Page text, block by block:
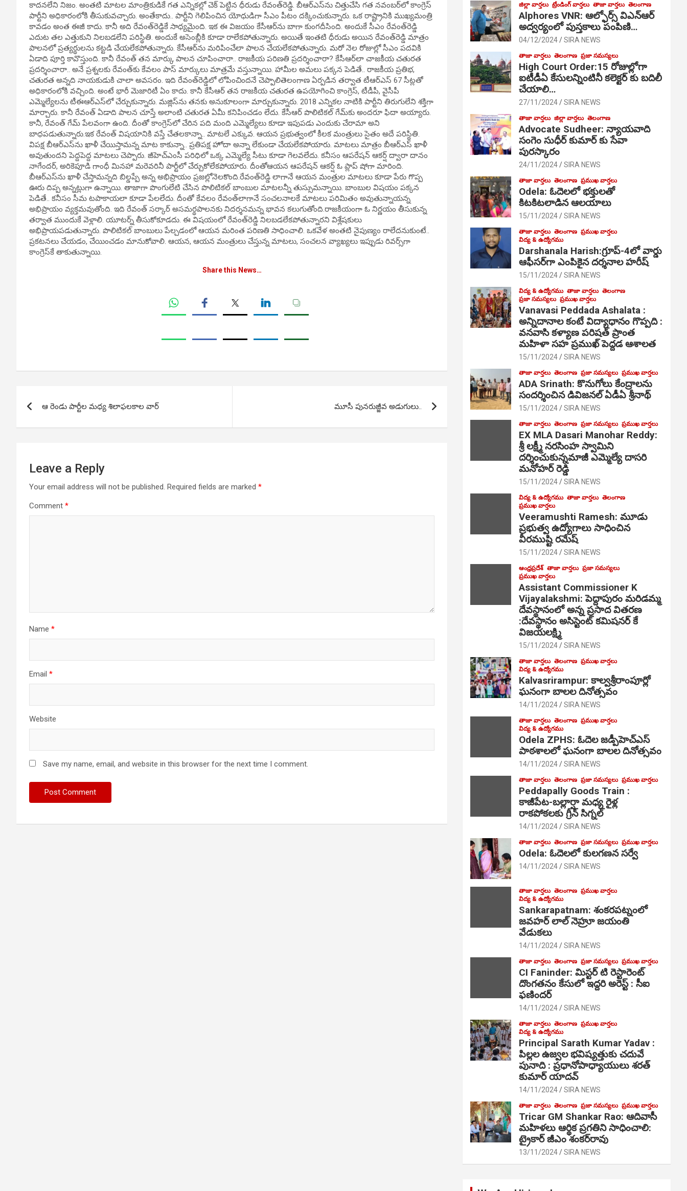
కాదనలేని నిజం. అంతటి మాటల మాంత్రికుడికే గత ఎన్నికల్లో చెక్‌ పెట్టిన ధీరుడు రేవంత్‌రెడ్డి. బీఆర్‌ఎస్‌ను చిత్తుచేసి గత నవంబర్‌లో కాంగ్రెస్‌
పార్టీని అధికారంలోకి తీసుకువచ్చారు. అంతేకాదు.. పార్టీని గెలిపించిన యోధుడిగా సీఎం పీటం దక్కించుకున్నారు. ఒక రాష్ట్రానికి ముఖ్యమంత్రి
కావడం అంత ఈజీ కాదు. కానీ అది రేవంత్‌రెడ్డికే సాధ్యమైంది. ఇక ఈ విజయం కేసీఆర్‌ను బాగా కుంగదీసింది. అందుకే సీఎం రేవంత్‌రెడ్డి
ఎదుట తల ఎత్తుకుని నిలబడలేని పరిస్థితి. అందుకే అసెంబ్లీకి కూడా రాలేకపోతున్నారు. అయితే ఇంతటి ధీరుడు అయిన రేవంత్‌రెడ్డి మాత్రం
పాలనలో ప్రత్యర్థులను కట్టడి చేయలేకపోతున్నారు. కేసీఆర్‌ను మరిపించేలా పాలన చేయలేకపోతున్నారు. మరో నెల రోజుల్లో సీఎం పదవికి
ఏడాది పూర్తి కావొస్తుంది. కానీ రేవంత్‌ తన మార్కు పాలన చూపించారా.. రాజకీయ పరిణతి ప్రదర్శించారా? కేసీఆర్‌లా చాజకీయ చతురత
ప్రదర్శించారా.. అనే ప్రశ్నలకు రేవంత్‌కు కేవలం పాస్‌ మార్కులు మాత్రమే వస్తున్నాయి. హామీల అమలు పక్కన పెడితే.. రాజకీయ ప్రతిభ,
చతురత అన్నది నాయకుడుకి చాలా అవసరం. ఇది రేవంత్‌రెడ్డిలో లోపించిందనే చెప్పాలితెలంగాణ ఏర్పడిన తర్వాత టీఆర్‌ఎస్‌ 67 సీట్లతో
అధికారంలోకి వచ్చింది. అంటే భారీ మెజారిటీ ఏం కాదు. కానీ కేసీఆర్‌ తన రాజకీయ చతురత ఉపయోగించి కాంగ్రెస్, టీడీపీ, వైసీపీ
ఎమ్మెల్యేలను టీఈఆర్‌ఎస్‌లో చేర్చుకున్నారు. మజ్లిస్‌ను తనకు అనుకూలంగా మార్చుకున్నారు. 2018 ఎన్నికల నాటికి పార్టీని తిరుగులేని శక్తిగా
మార్చారు. కానీ రేవంత్‌ ఏడాది పాలన చూస్తే అలాంటి చతురత ఏమీ కనిపించడం లేదు. కేసీఆర్‌ పొలిటికల్‌ గేమ్‌కు అందరూ ఫిదా అయ్యారు.
కానీ, రేవంత్‌ గేమ్‌ పేలవంగా ఉంది. దీంతో కాంగ్రెస్‌లో చేరిన పది మంది ఎమ్మెల్యేలు కూడా ఇపుపడు ఎందుకు చేరామా అని
బాధపడుతున్నారు.ఇక రేవంత్‌ విషయానికి వస్తే చేతలకాన్నా.. మాటలే ఎక్కువ. ఆయన ప్రభుత్వంలో కీలక మంత్రులు సైతం అదే పరిస్థితి.
విపక్ష బీఆర్‌ఎస్‌ను ఖాళీ చేయిస్తామన్న మాట కాకున్నా.. ప్రతిపక్ష హోదా అన్నా లేకుండా చేయలేకపోయారు. మాటలు మాత్రం బీఆర్‌ఎస్‌ ఖాళీ
అవుతుందని పెద్దపెద్ద మాటలు చెప్పారు. జీహెచ్‌ఎంసీ పరిధిలో ఒక్క ఎమ్మెల్యే సీటు కూడా గెలవలేదు. కనీసం ఆపరేషన్‌ ఆకర్ష్‌ ద్వారా దానం
నాగేందర్, అరికెపూడి గాంధీ మినహా మరెవరినీ పార్టీలో చేర్చుకోలేకపోయారు. దీంతోఆయన ఆపరేషన్‌ ఆకర్ష్‌ ఓ ప్లాప్‌ షోగా మారింది.
బీఆర్‌ఎస్‌ను ఖాళీ చేస్తామన్నది బిల్డప్పే అన్న అభిప్రాయం ప్రజల్లోనెలకొంది.రేవంత్‌రెడ్డి లాగానే ఆయన మంత్రుల మాటలు కూడా పేరు గొప్ప
ఊరు దిప్ప అన్నట్లుగా ఉన్నాయి. తాజాగా పొంగులేటి చేసిన పొలిటికల్‌ బాంబుల మాటలన్నీ తుస్సుమన్నాయి. బాంబుల విషయం పక్కన
పెడితే.. కనీసం సీమ టపాకాయలా కూడా పేలలేదు. దీంతో కేవలం రేవంత్‌లాగానే సంచలనాలకే మాటలు పరిమితం అవుతున్నాయన్న
అభిప్రాయం వ్యక్తమవుతోంది. ఇది రేవంత్‌ సర్కార్‌ అసమర్థపాలనకు నిదర్శనమన్న భావన కలుగుతోంది.రాజకీయంగా ఓ నిర్ణయం తీసుకున్న
తర్వాత ముందుకే వెళ్లాలి. యూటర్న్‌ తీసుకోకూడదు. ఈ విషయంలో రేవంత్‌రెడ్డి నిలబడలేకపోతున్నారని విశ్లేషకులు
అభిప్రాయపడుతున్నారు. పొలిటికల్‌ బాంబులు పేల్చడంలో ఆయన మరింత పరిణతి సాధించాలి. ఒకవేళ అంతటి నైపుణ్యం రాలేదనుకుంటే..
ప్రకటనలు చేయడం, చేయించడం మానుకోవాలి. ఆయన, ఆయన మంత్రులు చేస్తున్న మాటలు, సంచలన వ్యాఖ్యలు ఇప్పుడు రివర్స్‌గా
కాంగ్రెస్‌కే తాకుతున్నాయి.
Share this News…
navigation
ఆ రెండు పార్టీల మధ్య శిలాఫలకాల వార్ మూసీ పునరుజ్జీవ అడుగులు..
Leave a Reply
Your email address will not be published. Required fields are marked *
Comment *
Name *
Email *
Website
Save my name, email, and website in this browser for the next time I comment.
జిల్లా వార్తలు ట్రేండింగ్ వార్తలు తాజా వార్తలు తెలంగాణ
Alphores VNR: ఆల్ఫోర్స్ విఎన్ఆర్
అద్వర్యంలో పుస్తకాలు పంపిణి…
04/12/2024 SIRA NEWS
తాజా వార్తలు తెలంగాణ ప్రజా సమస్యలు
High Court Order:15 రోజుల్లోగా
ఐటీడీఏ కేసులన్నింటినీ కలెక్టర్ కు బదిలీ
చేయాలి…
27/11/2024 SIRA NEWS
తాజా వార్తలు జిల్లా వార్తలు తెలంగాణ
Advocate Sudheer: న్యాయవాది
సంగెం సుధీర్ కుమార్ కు సేవా
పురస్కారం
24/11/2024 SIRA NEWS
తాజా వార్తలు తెలంగాణ ప్రముఖ వార్తలు
Odela: ఓదెల‌లో భక్తులతో
కిటకిటలాడిన ఆల‌యాలు
15/11/2024 SIRA NEWS
తాజా వార్తలు తెలంగాణ ప్రముఖ వార్తలు
విద్య & ఉద్యోగము
Darshanala Harish:గ్రూప్-4లో వార్డు
ఆఫీసర్‌గా ఎంపికైన దర్శనాల హరీష్
15/11/2024 SIRA NEWS
విద్య & ఉద్యోగము తాజా వార్తలు తెలంగాణ
ప్రజా సమస్యలు ప్రముఖ వార్తలు
Vanavasi Peddada Ashalata :
అన్నిదానాల కంటే విద్యాధానం గొప్పది :
వనవాసి కళ్యాణ పరిషత్ ప్రాంత
మహిళా సహ ప్రముఖ్ పెద్దడ ఆశాలత
15/11/2024 SIRA NEWS
తాజా వార్తలు తెలంగాణ ప్రజా సమస్యలు ప్రముఖ వార్తలు
ADA Srinath: కొనుగోలు కేంద్రాల‌ను
సంద‌ర్శించిన డివిజనల్ ఏడీఏ శ్రీనాథ్
15/11/2024 SIRA NEWS
తాజా వార్తలు తెలంగాణ ప్రజా సమస్యలు ప్రముఖ వార్తలు
EX MLA Dasari Manohar Reddy:
శ్రీ లక్ష్మీ నరసింహ స్వామిని
దర్శించుకున్నమాజీ ఎమ్మెల్యే దాసరి
మనోహర్ రెడ్డి
15/11/2024 SIRA NEWS
విద్య & ఉద్యోగము తాజా వార్తలు తెలంగాణ
ప్రముఖ వార్తలు
Veeramushti Ramesh: మూడు
ప్రభుత్వ ఉద్యోగాలు సాధించిన
వీరముష్టి రమేష్
15/11/2024 SIRA NEWS
ఆంధ్రప్రదేశ్ తాజా వార్తలు ప్రజా సమస్యలు
ప్రముఖ వార్తలు
Assistant Commissioner K
Vijayalakshmi: పెద్దాపురం మరిడమ్మ
దేవస్థానంలో అన్న ప్రసాద వితరణ
:దేవస్థానం అసిస్టెంట్ కమిషనర్ కే
విజయలక్ష్మి
15/11/2024 SIRA NEWS
తాజా వార్తలు తెలంగాణ ప్రముఖ వార్తలు
విద్య & ఉద్యోగము
Kalvasrirampur: కాల్వశ్రీరాంపూర్లో
ఘనంగా బాలల దినోత్సవం
14/11/2024 SIRA NEWS
తాజా వార్తలు తెలంగాణ ప్రముఖ వార్తలు
విద్య & ఉద్యోగము
Odela ZPHS: ఓదెల జ‌డ్పీహెచ్ఎస్
పాఠ‌శాల‌లో ఘనంగా బాలల దినోత్సవం
14/11/2024 SIRA NEWS
తాజా వార్తలు తెలంగాణ ప్రజా సమస్యలు ప్రముఖ వార్తలు
Peddapally Goods Train :
కాజీపేట-బల్లార్షా మధ్య రైళ్ల
రాకపోకలకు గ్రీన్ సిగ్నల్
14/11/2024 SIRA NEWS
తాజా వార్తలు తెలంగాణ ప్రజా సమస్యలు ప్రముఖ వార్తలు
Odela: ఓదెలలో కులగణన సర్వే
14/11/2024 SIRA NEWS
తాజా వార్తలు తెలంగాణ ప్రముఖ వార్తలు
విద్య & ఉద్యోగము
Sankarapatnam: శంకరపట్నంలో
జవహర్ లాల్ నెహ్రూ జయంతి
వేడుకలు
14/11/2024 SIRA NEWS
తాజా వార్తలు తెలంగాణ ప్రజా సమస్యలు ప్రముఖ వార్తలు
CI Faninder: మిస్టర్ టి రెస్టారెంట్
దొంగతనం కేసులో ఇద్దరి అరెస్ట్ : సీఐ
ఫణిందర్
14/11/2024 SIRA NEWS
తాజా వార్తలు తెలంగాణ ప్రముఖ వార్తలు
విద్య & ఉద్యోగము
Principal Sarath Kumar Yadav :
పిల్లల ఉజ్వల భవిష్యత్తుకు చదువే
పునాది : ప్రధానోపాధ్యాయులు శరత్
కుమార్ యాదవ్
14/11/2024 SIRA NEWS
తాజా వార్తలు తెలంగాణ ప్రజా సమస్యలు ప్రముఖ వార్తలు
Tricar GM Shankar Rao: ఆదివాసీ
మహిళలు ఆర్థిక ప్రగతిని సాధించాలి:
ట్రైకార్ జీఎం శంకర్‌రావు
13/11/2024 SIRA NEWS